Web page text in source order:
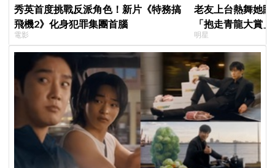
秀英首度挑戰反派角色！新片《特務搞
飛機2》化身犯罪集團首腦
電影
老友上台熱舞她
「抱走青龍大賞
「呀！」真情流
明星